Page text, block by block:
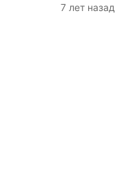
7 лет назад